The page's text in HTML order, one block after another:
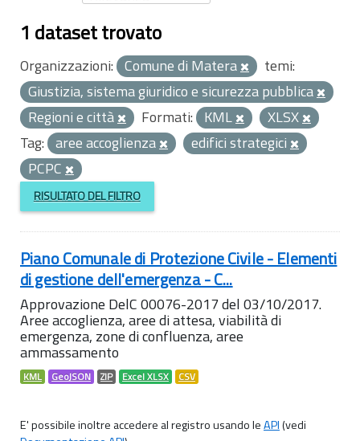
1 dataset trovato
Organizzazioni: Comune di Matera
temi:
Giustizia, sistema giuridico e sicurezza pubblica
Regioni e città
Formati: KML
XLSX
Tag: aree accoglienza
edifici strategici
PCPC
RISULTATO DEL FILTRO
Piano Comunale di Protezione Civile - Elementi
di gestione dell'emergenza - C...
Approvazione DelC 00076-2017 del 03/10/2017.
Aree accoglienza, aree di attesa, viabilità di
emergenza, zone di confluenza, aree
ammassamento
KML GeoJSON ZIP Excel XLSX CSV
E' possibile inoltre accedere al registro usando leAPI(vedi